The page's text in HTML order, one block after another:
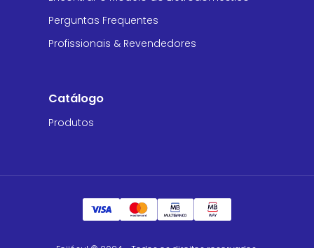
Perguntas Frequentes
Profissionais & Revendedores
Catálogo
Produtos